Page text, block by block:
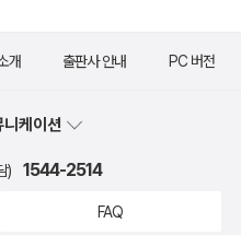
개 출판사 안내 PC 버전
케이션
) 1544-2514
FAQ